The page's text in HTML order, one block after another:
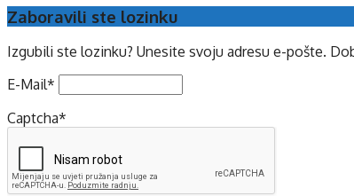
Zaboravili ste lozinku
Izgubili ste lozinku? Unesite svoju adresu e-pošte.
E-Mail*
Captcha*